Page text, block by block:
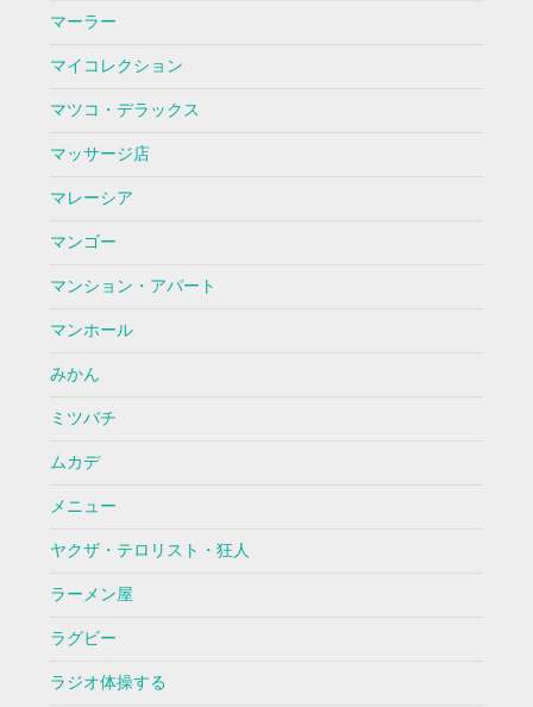
マーラー
マイコレクション
マツコ・デラックス
マッサージ店
マレーシア
マンゴー
マンション・アパート
マンホール
みかん
ミツバチ
ムカデ
メニュー
ヤクザ・テロリスト・狂人
ラーメン屋
ラグビー
ラジオ体操する